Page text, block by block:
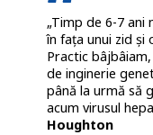
„Timp de 6-7 ani
în fața unui zid și
Practic
de inginerie
până la urmă să
acum virusul
Houghton